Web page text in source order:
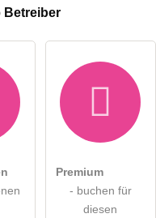
Betreiber
Premium
- buchen für
diesen